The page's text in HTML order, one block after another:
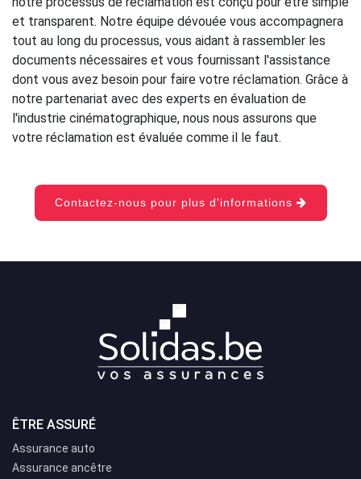
et transparent. Notre équipe dévouée vous accompagnera
tout au long du processus, vous aidant à rassembler les
documents nécessaires et vous fournissant l'assistance
dont vous avez besoin pour faire votre réclamation. Grâce à
notre partenariat avec des experts en évaluation de
l'industrie cinématographique, nous nous assurons que
votre réclamation est évaluée comme il le faut.
Contactez-nous pour plus d'informations
ÊTRE ASSURÉ
Assurance auto
Assurance ancêtre